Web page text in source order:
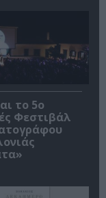
το 5ο
Φεστιβάλ